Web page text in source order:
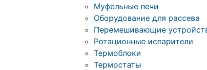
Муфельные печи
Оборудование для рассева
Перемешивающие
Ротационные испарители
Термоблоки
Термостаты